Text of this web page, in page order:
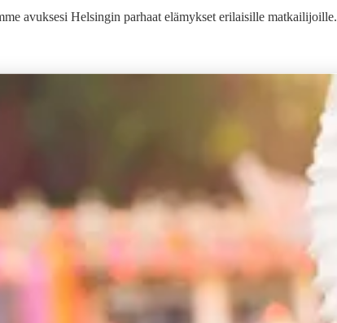
avuksesi Helsingin parhaat elämykset erilaisille matkailijoille.